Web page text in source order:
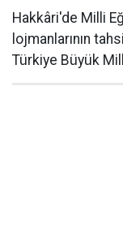
Hakkâri'de Milli
lojmanlarının
Türkiye Büyük